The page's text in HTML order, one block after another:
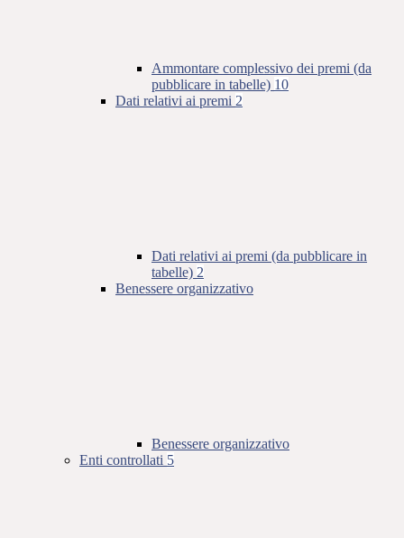
Ammontare complessivo dei premi (da
pubblicare in tabelle) 10
Dati relativi ai premi 2
Dati relativi ai premi (da pubblicare in
tabelle) 2
Benessere organizzativo
Benessere organizzativo
Enti controllati 5